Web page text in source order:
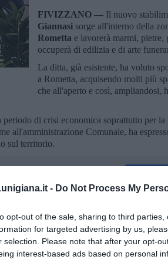
- Do Not Process My
opt-out of the sale, sharing to third
for targeted advertising by us,
selection. Please note that after your opt-
interest-based ads based on personal
FIVIZZANO — Il nuovo
Giannasi sorge all'interno della
Rometta e lavorerà marmi, pietre,
occuperà di edilizia e di arte
La ditta, già esistente, ha voluto
a Rometta, acquisendo molti più
che all'aperto e così, ampliandosi,
di crisi economica soprattutto per
all'amministrazione Comunale, ha
sul territorio.
iscriviti allaNewsletter QUInews -
nella tua casella di posta.